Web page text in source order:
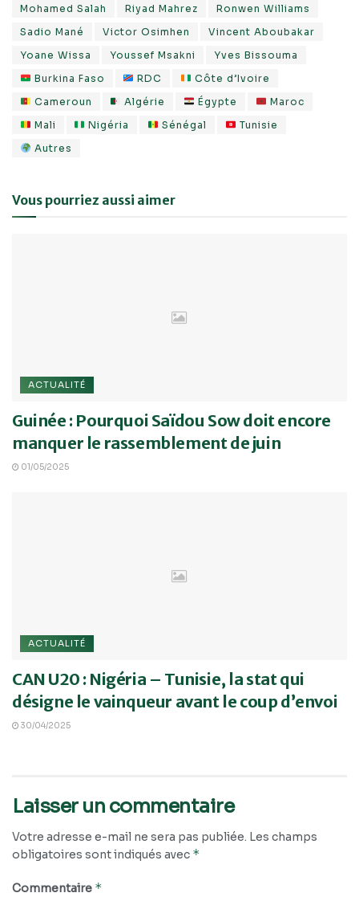
Mohamed Salah Riyad Mahrez
Ronwen Williams
Sadio Mané
Victor Osimhen
Vincent Aboubakar
Yoane Wissa
Youssef Msakni
Yves Bissouma
Burkina Faso
RDC
Côte d’Ivoire
Cameroun
Algérie Égypte
Maroc
Mali
Nigéria Sénégal
Tunisie
Autres
Vous pourriez aussi aimer
ACTUALITÉ
Guinée : Pourquoi Saïdou Sow doit encore
manquer le rassemblement de juin
01/05/2025
ACTUALITÉ
CAN U20 : Nigéria – Tunisie, la stat qui
désigne le vainqueur avant le coup d’envoi
30/04/2025
Laisser un commentaire
Votre adresse e-mail ne sera pas publiée. Les champs
obligatoires sont indiqués avec *
Commentaire *